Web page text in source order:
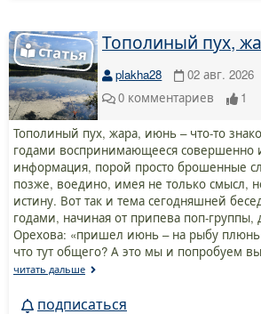
Тополиный пух,
plakha28 02 авг. 2026
0 комментариев 1
Тополиный пух, жара, июнь – что-то
годами воспринимающееся совершенно
информация, порой просто брошенные
позже, воедино, имея не только смысл,
истину. Вот так и тема сегодняшней
годами, начиная от припева поп-группы,
Орехова: «пришел июнь – на рыбу
что тут общего? А это мы и попробуем
читать дальше
подписаться